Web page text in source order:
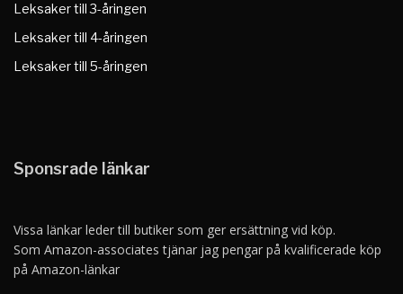
Leksaker till 3-åringen
Leksaker till 4-åringen
Leksaker till 5-åringen
Sponsrade länkar
Vissa länkar leder till butiker som ger ersättning vid köp.
Som Amazon-associates tjänar jag pengar på kvalificerade köp
på Amazon-länkar